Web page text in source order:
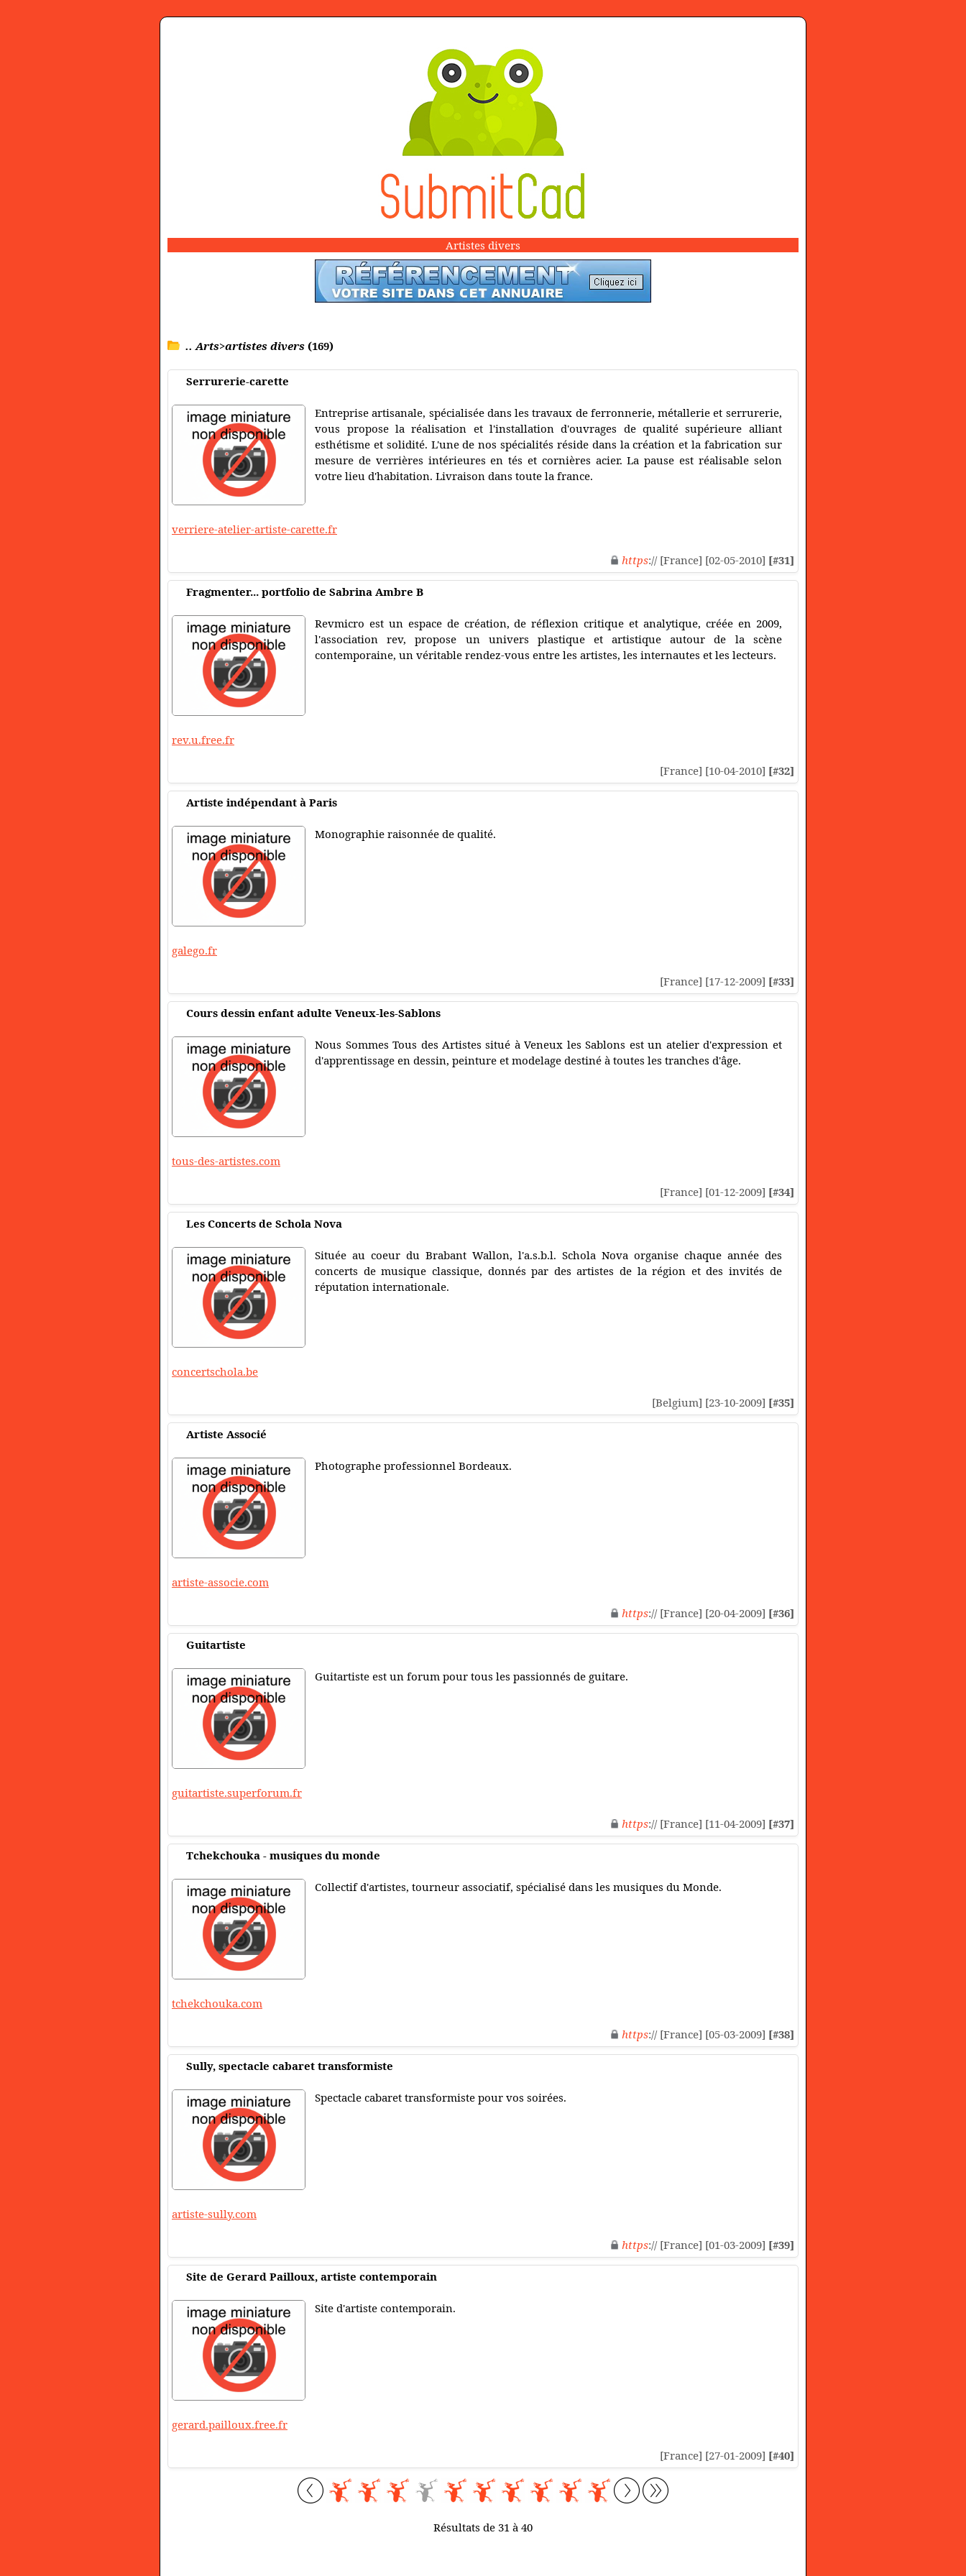
Artistes divers
.. Arts>artistes divers (169)
Serrurerie-carette
Entreprise artisanale, spécialisée dans les travaux de ferronnerie, métallerie et serrurerie,
vous propose la réalisation et l'installation d'ouvrages de qualité supérieure alliant
esthétisme et solidité. L'une de nos spécialités réside dans la création et la fabrication sur
mesure de verrières intérieures en tés et cornières acier. La pause est réalisable selon
votre lieu d'habitation. Livraison dans toute la france.
verriere-atelier-artiste-carette.fr
https:// [France] [02-05-2010] [#31]
Fragmenter... portfolio de Sabrina Ambre B
Revmicro est un espace de création, de réflexion critique et analytique, créée en 2009,
l'association rev, propose un univers plastique et artistique autour de la scène
contemporaine, un véritable rendez-vous entre les artistes, les internautes et les lecteurs.
rev.u.free.fr
[France] [10-04-2010] [#32]
Artiste indépendant à Paris
Monographie raisonnée de qualité.
galego.fr
[France] [17-12-2009] [#33]
Cours dessin enfant adulte Veneux-les-Sablons
Nous Sommes Tous des Artistes situé à Veneux les Sablons est un atelier d'expression et
d'apprentissage en dessin, peinture et modelage destiné à toutes les tranches d'âge.
tous-des-artistes.com
[France] [01-12-2009] [#34]
Les Concerts de Schola Nova
Située au coeur du Brabant Wallon, l'a.s.b.l. Schola Nova organise chaque année des
concerts de musique classique, donnés par des artistes de la région et des invités de
réputation internationale.
concertschola.be
[Belgium] [23-10-2009] [#35]
Artiste Associé
Photographe professionnel Bordeaux.
artiste-associe.com
https:// [France] [20-04-2009] [#36]
Guitartiste
Guitartiste est un forum pour tous les passionnés de guitare.
guitartiste.superforum.fr
https:// [France] [11-04-2009] [#37]
Tchekchouka - musiques du monde
Collectif d'artistes, tourneur associatif, spécialisé dans les musiques du Monde.
tchekchouka.com
https:// [France] [05-03-2009] [#38]
Sully, spectacle cabaret transformiste
Spectacle cabaret transformiste pour vos soirées.
artiste-sully.com
https:// [France] [01-03-2009] [#39]
Site de Gerard Pailloux, artiste contemporain
Site d'artiste contemporain.
gerard.pailloux.free.fr
[France] [27-01-2009] [#40]
Résultats de 31 à 40